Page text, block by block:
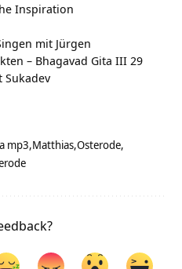
Inspiration
mit Jürgen
– Bhagavad Gita III 29
Sukadev
mp3 Matthias Osterode